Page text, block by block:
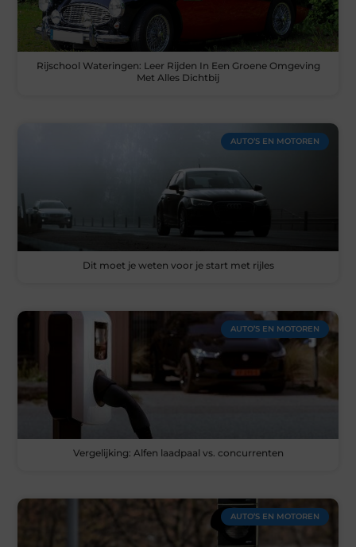
Rijschool Wateringen: Leer Rijden In Een Groene Omgeving
Met Alles Dichtbij
AUTO’S EN MOTOREN
Dit moet je weten voor je start met rijles
AUTO’S EN MOTOREN
Vergelijking: Alfen laadpaal vs. concurrenten
AUTO’S EN MOTOREN